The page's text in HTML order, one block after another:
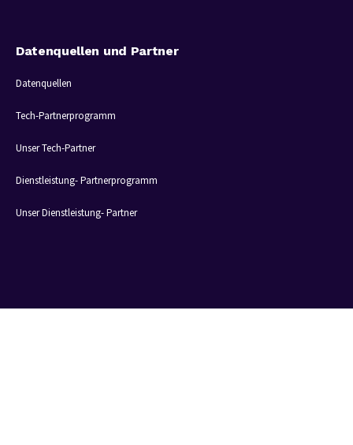
Datenquellen und Partner
Datenquellen
Tech-Partnerprogramm
Unser Tech-Partner
Dienstleistung- Partnerprogramm
Unser Dienstleistung- Partner